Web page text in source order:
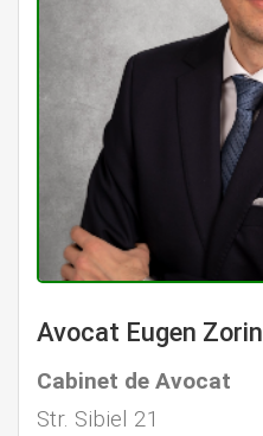
Avocat Eugen Zorin
Cabinet de Avocat
Str. Sibiel 21